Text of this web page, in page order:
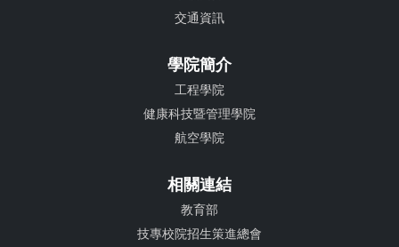
交通資訊
學院簡介
工程學院
健康科技暨管理學院
航空學院
相關連結
教育部
技專校院招生策進總會